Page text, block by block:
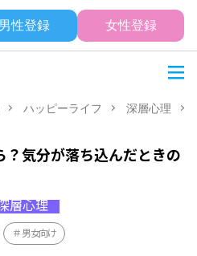
男性登録 女性登録
ハッピーライフ 深層心理
？気分が落ち込んだときの
層心理
男女向け